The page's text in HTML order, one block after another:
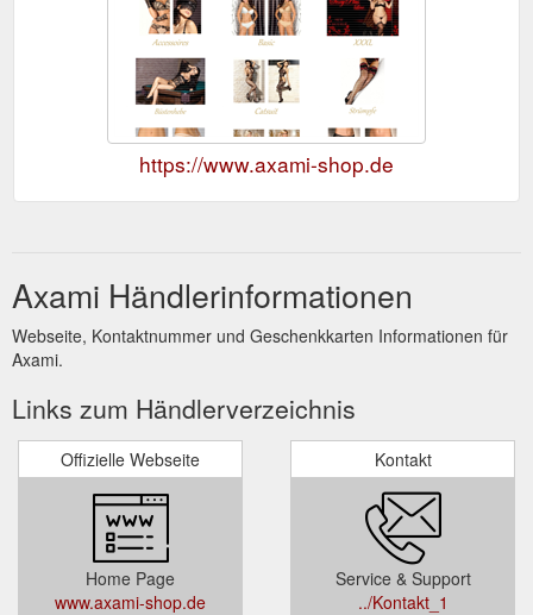
https://www.axami-shop.de
Axami Händlerinformationen
Webseite, Kontaktnummer und Geschenkkarten Informationen für
Axami.
Links zum Händlerverzeichnis
Offizielle Webseite
Home Page
www.axami-shop.de
Kontakt
Service & Support
../Kontakt_1